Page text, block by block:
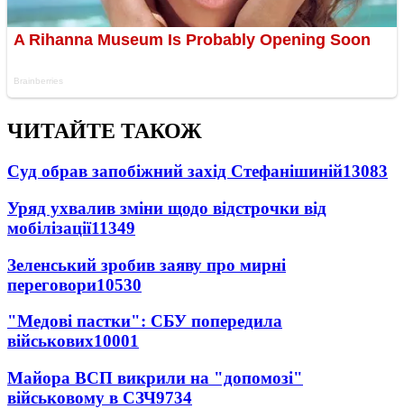
ЧИТАЙТЕ ТАКОЖ
Суд обрав запобіжний захід Стефанішиній13083
Уряд ухвалив зміни щодо відстрочки від
мобілізації11349
Зеленський зробив заяву про мирні
переговори10530
"Медові пастки": СБУ попередила
військових10001
Майора ВСП викрили на "допомозі"
військовому в СЗЧ9734